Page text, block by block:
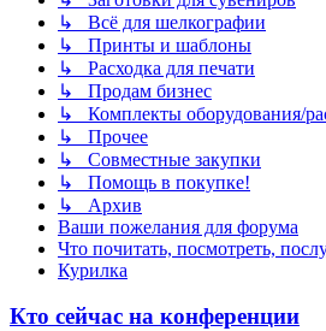
↳ Всё для шелкографии
↳ Принты и шаблоны
↳ Расходка для печати
↳ Продам бизнес
↳ Комплекты оборудования/
↳ Прочее
↳ Совместные закупки
↳ Помощь в покупке!
↳ Архив
Ваши пожелания для форума
Что почитать, посмотреть,
Курилка
Кто сейчас на конференции